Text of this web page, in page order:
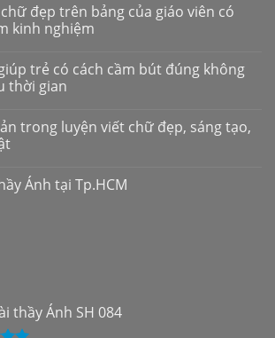
đẹp trên bảng của giáo viên có
kinh nghiệm
trẻ có cách cầm bút đúng không
thời gian
trong luyện viết chữ đẹp, sáng tạo,
Ánh tại Tp.HCM
thầy Ánh SH 084